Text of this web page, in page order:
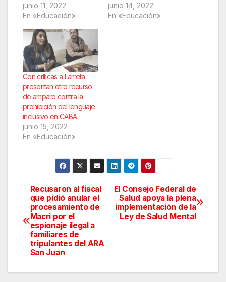
junio 11, 2022
En «Educación»
junio 14, 2022
En «Educación»
Con críticas a Larreta
presentan otro recurso
de amparo contra la
prohibición del lenguaje
inclusivo en CABA
junio 15, 2022
En «Educación»
Navegación
de
entradas
El Consejo Federal de
Salud apoya la plena
implementación de la
Ley de Salud Mental
Recusaron al fiscal
que pidió anular el
procesamiento de
Macri por el
espionaje ilegal a
familiares de
tripulantes del ARA
San Juan